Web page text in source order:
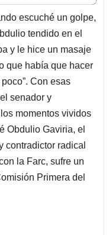
escuché un golpe,
tendido en el
y le hice un masaje
que había que hacer
Con esas
senador y
momentos vividos
Obdulio Gaviria, el
contradictor radical
la Farc, sufre un
Primera del